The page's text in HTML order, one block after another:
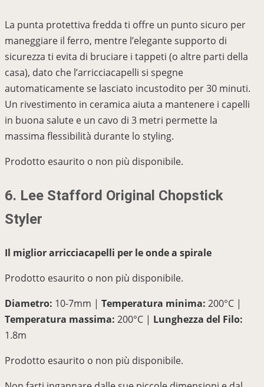
La punta protettiva fredda ti offre un punto sicuro per
maneggiare il ferro, mentre l’elegante supporto di
sicurezza ti evita di bruciare i tappeti (o altre parti della
casa), dato che l’arricciacapelli si spegne
automaticamente se lasciato incustodito per 30 minuti.
Un rivestimento in ceramica aiuta a mantenere i capelli
in buona salute e un cavo di 3 metri permette la
massima flessibilità durante lo styling.
Prodotto esaurito o non più disponibile.
6. Lee Stafford Original Chopstick
Styler
Il miglior arricciacapelli per le onde a spirale
Prodotto esaurito o non più disponibile.
Diametro: 10-7mm | Temperatura minima: 200°C |
Temperatura massima: 200°C | Lunghezza del Filo:
1.8m
Prodotto esaurito o non più disponibile.